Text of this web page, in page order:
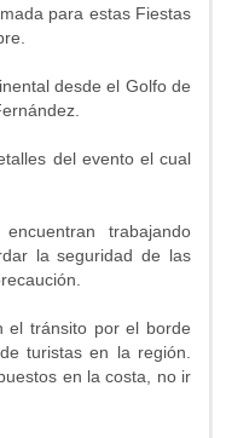
para estas Fiestas
desde el Golfo de
del evento el cual
trabajando
la seguridad de las
el tránsito por el borde
turistas en la región.
en la costa, no ir